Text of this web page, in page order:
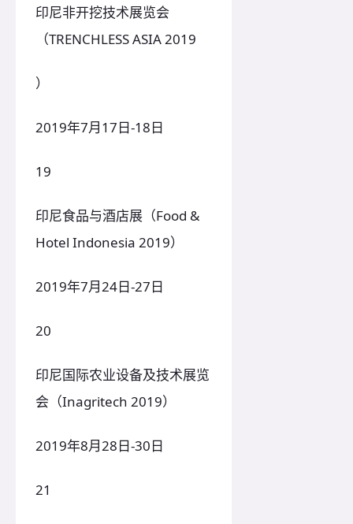
印尼非开挖技术展览会
（TRENCHLESS ASIA 2019
）
2019年7月17日-18日
19
印尼食品与酒店展（Food &
Hotel Indonesia 2019）
2019年7月24日-27日
20
印尼国际农业设备及技术展览
会（Inagritech 2019）
2019年8月28日-30日
21